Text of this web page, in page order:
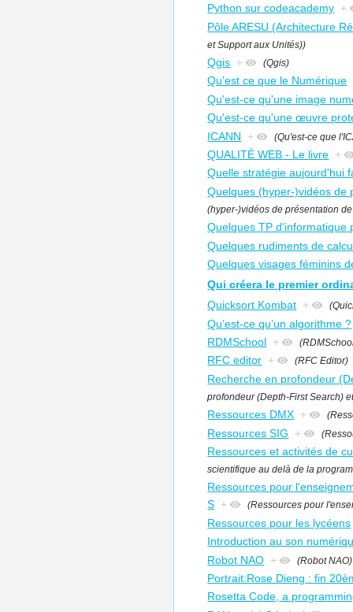
Python sur codeacademy +
Pôle ARESU (Architecture
et Support aux Unités))
Qgis + (Qgis)
Qu'est ce que le Numérique
Qu'est-ce qu'une image
Qu'est-ce qu'une œuvre
ICANN
+ (Qu'est-ce que
QUALITÉ WEB - Le livre +
Quelle stratégie aujourd'hui
Quelques (hyper-)vidéos de
(hyper-)vidéos de présentation
Quelques TP d'informatique
Quelques rudiments de
Quelques visages féminins
Qui créera le premier
Quicksort Kombat +
Qu’est-ce qu’un algorithme ?
RDMSchool +
RFC editor + (RFC Editor)
Recherche en profondeur
profondeur (Depth-First Search)
Ressources DMX +
Ressources SIG +
Ressources et activités de
scientifique au delà de la
Ressources pour
S + (Ressources pour
Ressources pour les lycéens
Introduction au son
Robot NAO + (Robot NAO)
Portrait:Rose Dieng : fin
Rosetta Code, a